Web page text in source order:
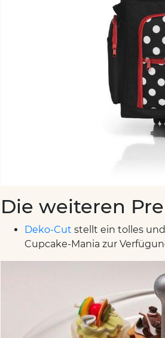
Die weiteren
Deko-Cut stellt ein tolles
Cupcake-Mania zur